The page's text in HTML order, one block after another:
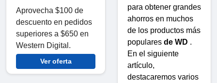
Aprovecha $100 de
descuento en pedidos
superiores a $650 en
Western Digital.
Ver oferta
para obtener grandes
ahorros en muchos
de los productos más
populares de WD .
En el siguiente
artículo,
destacaremos varios